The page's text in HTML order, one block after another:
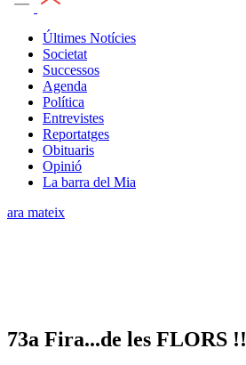
Últimes Notícies
Societat
Successos
Agenda
Política
Entrevistes
Reportatges
Obituaris
Opinió
La barra del Mia
ara mateix
73a Fira...de les FLORS !!